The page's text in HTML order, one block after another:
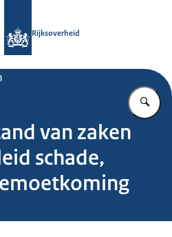
Rijksoverheid
van zaken
schade,